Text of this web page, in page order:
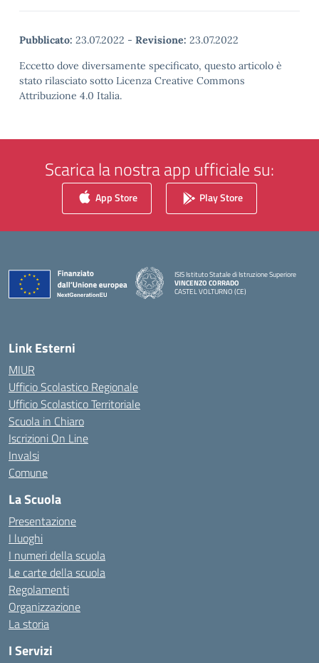
Pubblicato: 23.07.2022 - Revisione: 23.07.2022
Eccetto dove diversamente specificato, questo articolo è
stato rilasciato sotto Licenza Creative Commons
Attribuzione 4.0 Italia.
Scarica la nostra app ufficiale su:
App Store Play Store
ISIS Istituto Statale di Istruzione Superiore
VINCENZO CORRADO
CASTEL VOLTURNO (CE)
Link Esterni
MIUR
Ufficio Scolastico Regionale
Ufficio Scolastico Territoriale
Scuola in Chiaro
Iscrizioni On Line
Invalsi
Comune
La Scuola
Presentazione
I luoghi
I numeri della scuola
Le carte della scuola
Regolamenti
Organizzazione
La storia
I Servizi